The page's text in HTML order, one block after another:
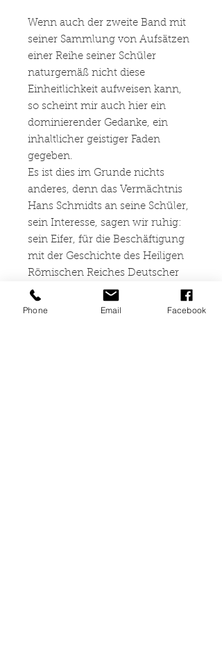
Wenn auch der zweite Band mit
seiner Sammlung von Aufsätzen
einer Reihe seiner Schüler
naturgemäß nicht diese
Einheitlichkeit aufweisen kann,
so scheint mir auch hier ein
dominierender Gedanke, ein
inhaltlicher geistiger Faden
gegeben.
Es ist dies im Grunde nichts
anderes, denn das Vermächtnis
Hans Schmidts an seine Schüler,
sein Interesse, sagen wir ruhig:
sein Eifer, für die Beschäftigung
mit der Geschichte des Heiligen
Römischen Reiches Deutscher
Nation, seine Begeisterung für
die Militärgeschichte als
Phone Email Facebook